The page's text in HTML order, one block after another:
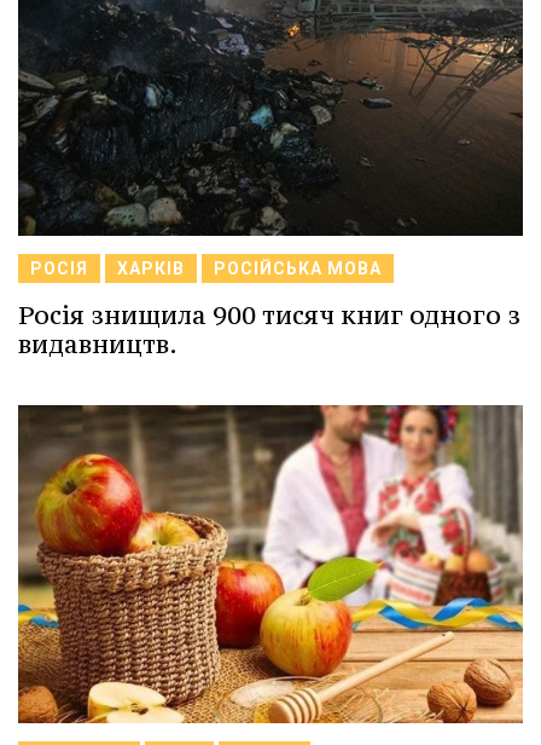
РОСІЯ ХАРКІВ РОСІЙСЬКА МОВА
Росія знищила 900 тисяч книг одного з
видавництв.